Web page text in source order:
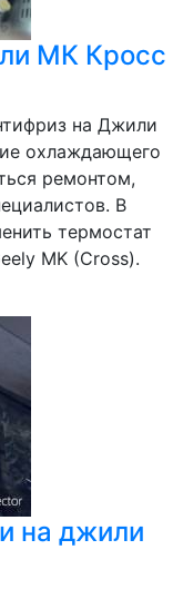
МК Кросс
на Джили
охлаждающего
ремонтом,
В
термостат
MK (Cross).
на джили